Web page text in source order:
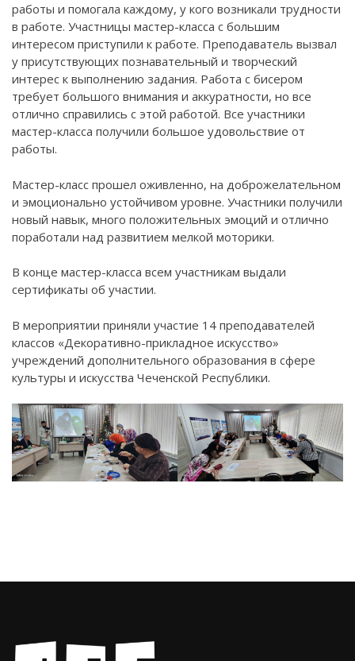
работы и помогала каждому, у кого возникали трудности
в работе. Участницы мастер-класса с большим
интересом приступили к работе. Преподаватель вызвал
у присутствующих познавательный и творческий
интерес к выполнению задания. Работа с бисером
требует большого внимания и аккуратности, но все
отлично справились с этой работой. Все участники
мастер-класса получили большое удовольствие от
работы.
Мастер-класс прошел оживленно, на доброжелательном
и эмоционально устойчивом уровне. Участники получили
новый навык, много положительных эмоций и отлично
поработали над развитием мелкой моторики.
В конце мастер-класса всем участникам выдали
сертификаты об участии.
В мероприятии приняли участие 14 преподавателей
классов «Декоративно-прикладное искусство»
учреждений дополнительного образования в сфере
культуры и искусства Чеченской Республики.